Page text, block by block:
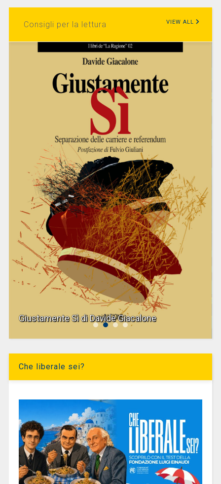
Consigli per la lettura VIEW ALL
Giustamente Sì di Davide Giacalone
Che liberale sei?